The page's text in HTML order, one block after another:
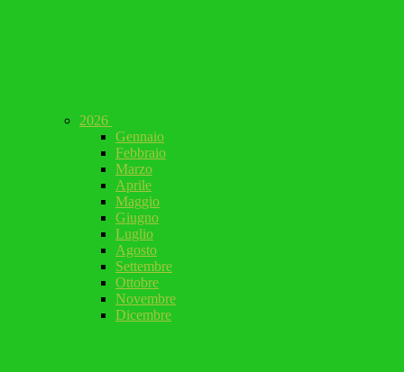
2026
Gennaio
Febbraio
Marzo
Aprile
Maggio
Giugno
Luglio
Agosto
Settembre
Ottobre
Novembre
Dicembre